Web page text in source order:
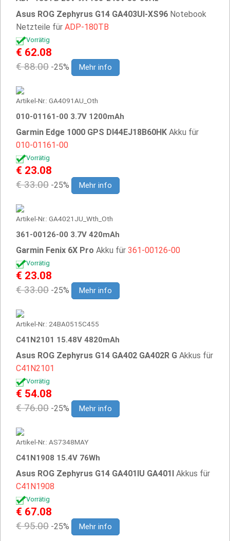
Asus ROG Zephyrus G14 GA403UI-XS96 Notebook
Netzteile für ADP-180TB
Vorrätig
€ 62.08
€ 88.00 -25% Mehr info
Artikel-Nr.: GA4091AU_Oth
010-01161-00 3.7V 1200mAh
Garmin Edge 1000 GPS DI44EJ18B60HK Akku für
010-01161-00
Vorrätig
€ 23.08
€ 33.00 -25% Mehr info
Artikel-Nr.: GA4021JU_Wth_Oth
361-00126-00 3.7V 420mAh
Garmin Fenix 6X Pro Akku für 361-00126-00
Vorrätig
€ 23.08
€ 33.00 -25% Mehr info
Artikel-Nr.: 24BA0515C455
C41N2101 15.48V 4820mAh
Asus ROG Zephyrus G14 GA402 GA402R G Akkus für
C41N2101
Vorrätig
€ 54.08
€ 76.00 -25% Mehr info
Artikel-Nr.: AS7348MAY
C41N1908 15.4V 76Wh
Asus ROG Zephyrus G14 GA401IU GA401I Akkus für
C41N1908
Vorrätig
€ 67.08
€ 95.00 -25% Mehr info